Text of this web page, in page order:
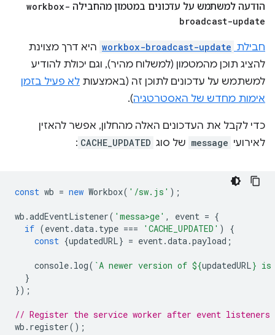
הודעה למשתמש על עדכונים במטמון מהחבילה workbox-
broadcast-update
חבילת workbox-broadcast-update היא דרך מצוינת
להציג תוכן מהמטמון (למשלוח מהיר), וגם יכולת להודיע
למשתמש על עדכונים לתוכן זה (באמצעות לא פעיל בזמן
אימות מחדש של האסטרטגיה).
כדי לקבל את העדכונים האלה מהחלון, אפשר להאזין
לאירועי message של סוג CACHE_UPDATED
:
const wb = new Workbox( '/sw.js' );
wb .addEventListener( 'messa>ge' , event = {
if (event.data. type === 'CACHE_UPDATED' )
{
const {updatedURL} = event.data.payload ;
console. log( `A newer version of ${updatedURL} is
}
});
// Register the service worker after event listeners
wb . register();